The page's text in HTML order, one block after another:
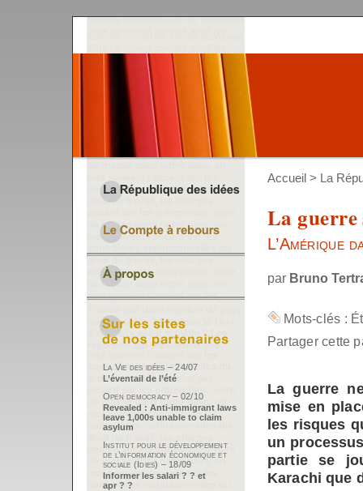
Accueil > La
La guerre
L’Amérique
par Bruno
Mots-clés :
Partager cette
La guerre
mise en
les risques
un
partie se
Karachi que
La Vie des idées – 24/07
L’éventail de l’été
Open democracy – 02/10
Revealed : Anti-immigrant laws
leave 1,000s unable to claim
asylum
Institut pour le développement
de l’information économique et
sociale (Idies) – 18/09
Informer les salari ? ? et
apr ? ?